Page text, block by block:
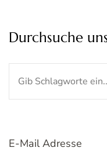
Durchsuche
E-Mail Adresse